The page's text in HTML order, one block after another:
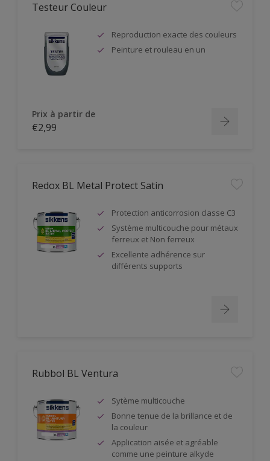
Testeur Couleur
Reproduction exacte des couleurs
Peinture et rouleau en un
Prix à partir de
€2,99
Redox BL Metal Protect Satin
Protection anticorrosion classe C3
Système multicouche pour métaux
ferreux et Non ferreux
Excellente adhérence sur
différents supports
Rubbol BL Ventura
Sytème multicouche
Bonne tenue de la brillance et de
la couleur
Application aisée et agréable
comme une peinture alkyde